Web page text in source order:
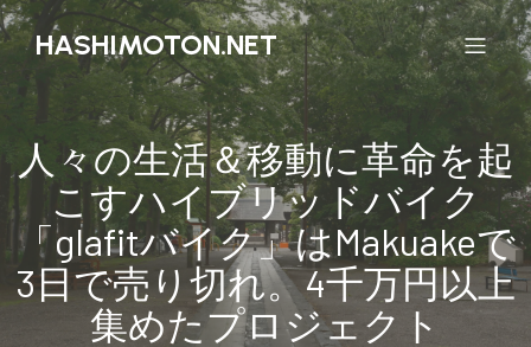
HASHIMOTON.NET
人々の生活＆移動に革命を起
こすハイブリッドバイク
「glafitバイク」はMakuakeで
3日で売り切れ。4千万円以上
集めたプロジェクト